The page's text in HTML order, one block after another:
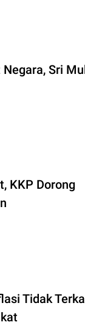
Sri
KKP Dorong
Tidak